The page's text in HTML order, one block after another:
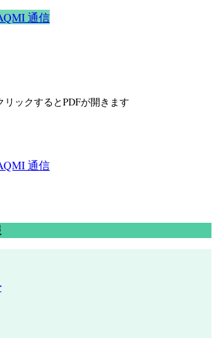
通信
リックするとPDFが開きます
通信